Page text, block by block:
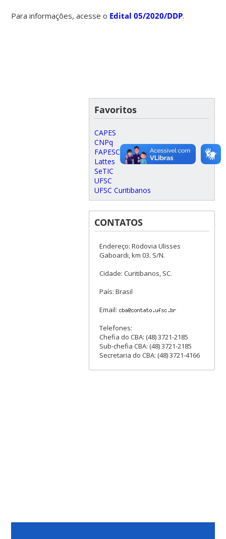
Para informações, acesse o Edital 05/2020/DDP.
Favoritos
CAPES
CNPq
FAPESC
Lattes
SeTIC
UFSC
UFSC Curitibanos
CONTATOS
Endereço: Rodovia Ulisses
Gaboardi, km 03. S/N.
Cidade: Curitibanos, SC.
País: Brasil
Email:
Telefones:
Chefia do CBA: (48) 3721-2185
Sub-chefia CBA: (48) 3721-2185
Secretaria do CBA: (48) 3721-4166